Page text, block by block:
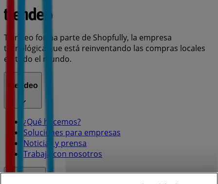
Tiendeo forma parte de Shopfully, la empresa
tecnológica que está reinventando las compras locales
en todo el mundo.
Tiendeo
¿Qué hacemos?
Soluciones para empresas
Noticias y prensa
Trabaja con nosotros